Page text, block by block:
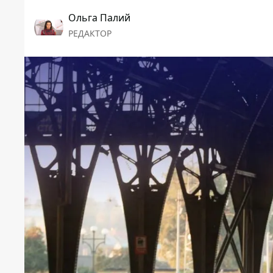
Ольга Палий
РЕДАКТОР